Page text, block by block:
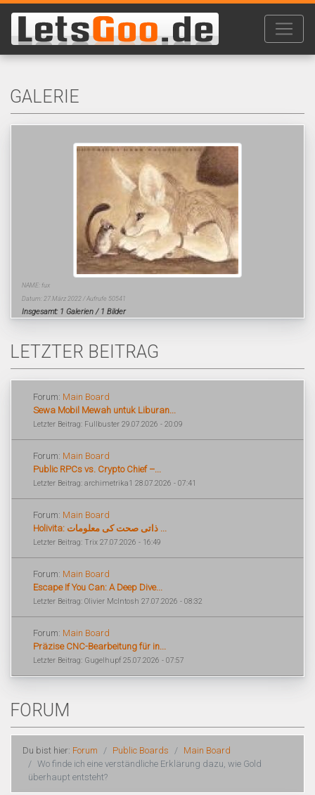
GALERIE
NAME: fux
Datum: 27.März 2022 / Aufrufe 50541
Insgesamt: 1 Galerien / 1 Bilder
LETZTER BEITRAG
Forum: Main Board
Sewa Mobil Mewah untuk Liburan...
Letzter Beitrag: Fullbuster 29.07.2026 - 20:09
Forum: Main Board
Public RPCs vs. Crypto Chief –...
Letzter Beitrag: archimetrika1 28.07.2026 - 07:41
Forum: Main Board
Holivita: ذاتی صحت کی معلومات ...
Letzter Beitrag: Trix 27.07.2026 - 16:49
Forum: Main Board
Escape If You Can: A Deep Dive...
Letzter Beitrag: Olivier McIntosh 27.07.2026 - 08:32
Forum: Main Board
Präzise CNC-Bearbeitung für in...
Letzter Beitrag: Gugelhupf 25.07.2026 - 07:57
FORUM
Du bist hier: Forum Public Boards
Main Board
Wo finde ich eine verständliche Erklärung dazu, wie Gold
überhaupt entsteht?